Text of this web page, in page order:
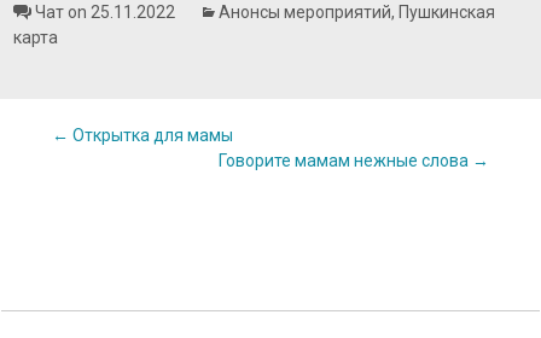
Чат on 25.11.2022 Анонсы мероприятий, Пушкинская
карта
Post
← Открытка для мамы
Говорите мамам нежные слова →